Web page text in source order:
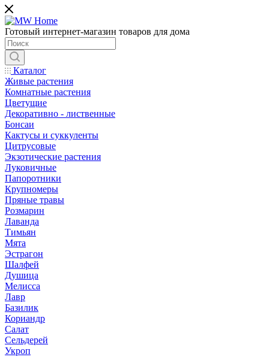
Готовый интернет-магазин товаров для дома
Каталог
Живые растения
Комнатные растения
Цветущие
Декоративно - лиственные
Бонсаи
Кактусы и суккуленты
Цитрусовые
Экзотические растения
Луковичные
Папоротники
Крупномеры
Пряные травы
Розмарин
Лаванда
Тимьян
Мята
Эстрагон
Шалфей
Душица
Мелисса
Лавр
Базилик
Кориандр
Салат
Сельдерей
Укроп